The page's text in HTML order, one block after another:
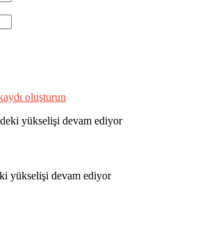
oluşturun
yükselişi devam ediyor